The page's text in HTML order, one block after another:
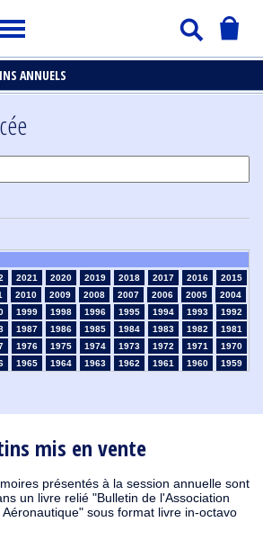
ANNUELS
mis en vente
présentés à la session annuelle sont
un livre relié "Bulletin de l'Association
sous format livre in-octavo
2021 2020 2019 2018 2017 2016
2015
2010 2009 2008 2007 2006 2005
2004
1999 1998 1996 1995 1994 1993
1992
1987 1986 1985 1984 1983 1982
1981
1976 1975 1974 1973 1972 1971
1970
1965 1964 1963 1962 1961 1960
1959
1924 1915 1914 1913 1912 1911
1910